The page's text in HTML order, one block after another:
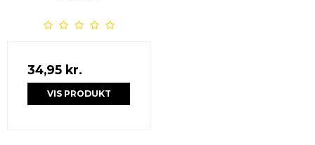
34,95 kr.
VIS PRODUKT